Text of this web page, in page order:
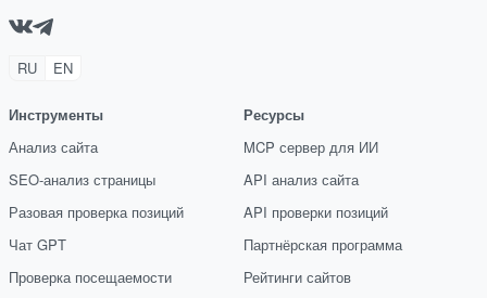
RU EN
Инструменты
Анализ сайта
SEO-анализ страницы
Разовая проверка позиций
Чат GPT
Проверка посещаемости
Ресурсы
MCP сервер для ИИ
API анализ сайта
API проверки позиций
Партнёрская программа
Рейтинги сайтов